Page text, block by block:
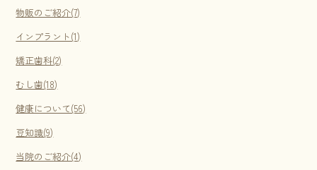
物販のご紹介(7)
インプラント(1)
矯正歯科(2)
むし歯(18)
健康について(56)
豆知識(9)
当院のご紹介(4)